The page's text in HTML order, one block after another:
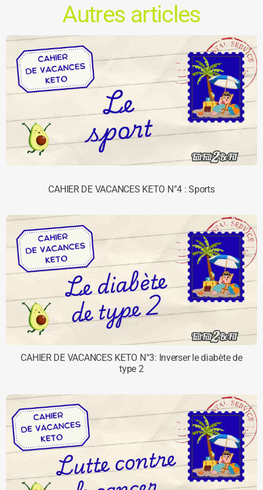
Autres articles
CAHIER DE VACANCES KETO N°4 : Sports
CAHIER DE VACANCES KETO N°3: Inverser le diabète de
type 2